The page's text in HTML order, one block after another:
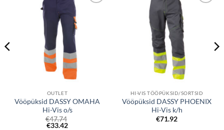
Lisa
soovinimekirjale
OUTLET
Vööpüksid DASSY OMAHA
Hi-Vis o/s
€47.74
€33.42
soovinimekirjale
HI-VIS TÖÖPÜKSID/SORTSID
Vööpüksid DASSY PHOENIX
Hi-Vis k/h
€71.92